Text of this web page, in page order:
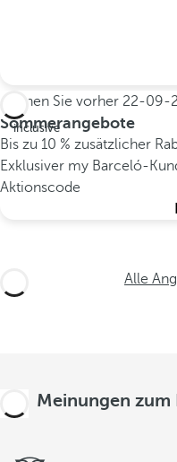
inclusive
Buchen Sie vorher 22-09-
Sommerangebote
Bis zu 10 % zusätzlicher
Exklusiver my Barceló-
Aktionscode
Alle
Meinungen zum